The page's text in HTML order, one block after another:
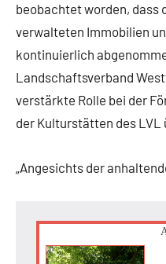
beobachtet worden, dass
verwalteten Immobilien
kontinuierlich
Landschaftsverband
verstärkte Rolle bei der
der Kulturstätten des LVL
„Angesichts der